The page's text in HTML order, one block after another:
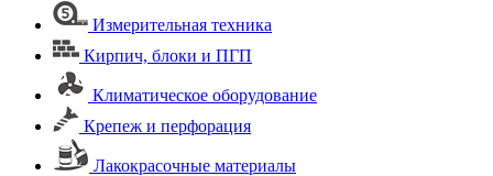
Измерительная техника
Кирпич, блоки и ПГП
Климатическое оборудование
Крепеж и перфорация
Лакокрасочные материалы